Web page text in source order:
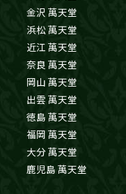
金沢 萬天堂
浜松 萬天堂
近江 萬天堂
奈良 萬天堂
岡山 萬天堂
出雲 萬天堂
徳島 萬天堂
福岡 萬天堂
大分 萬天堂
鹿児島 萬天堂